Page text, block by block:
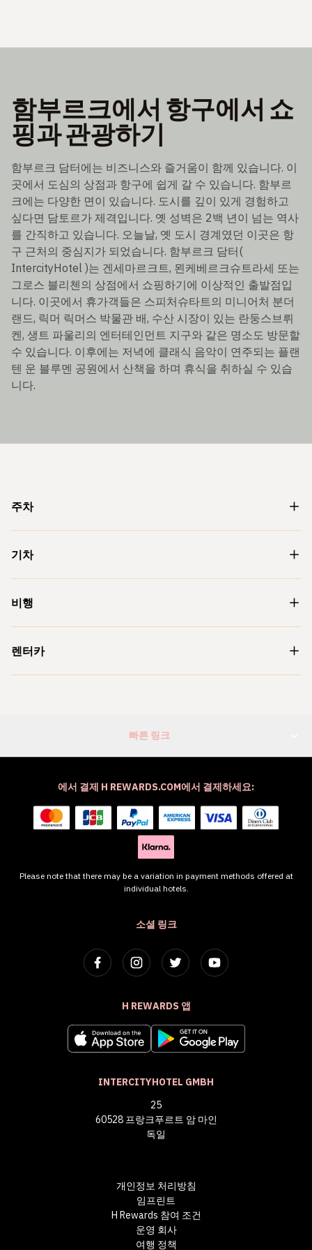
함부르크에서 항구에서 쇼
핑과 관광하기
함부르크 담터에는 비즈니스와 즐거움이 함께 있습니다. 이
곳에서 도심의 상점과 항구에 쉽게 갈 수 있습니다. 함부르
크에는 다양한 면이 있습니다. 도시를 깊이 있게 경험하고
싶다면 담토르가 제격입니다. 옛 성벽은 2백 년이 넘는 역사
를 간직하고 있습니다. 오늘날, 옛 도시 경계였던 이곳은 항
구 근처의 중심지가 되었습니다. 함부르크 담터(
IntercityHotel )는 겐세마르크트, 묀케베르크슈트라세 또는
그로스 블리첸의 상점에서 쇼핑하기에 이상적인 출발점입
니다. 이곳에서 휴가객들은 스피처슈타트의 미니어처 분더
랜드, 릭머 릭머스 박물관 배, 수산 시장이 있는 란둥스브뤼
켄, 생트 파울리의 엔터테인먼트 지구와 같은 명소도 방문할
수 있습니다. 이후에는 저녁에 클래식 음악이 연주되는 플랜
텐 운 블루멘 공원에서 산책을 하며 휴식을 취하실 수 있습
니다.
주차
기차
비행
렌터카
빠른 링크
소셜 링크
H REWARDS 앱
INTERCITYHOTEL GMBH
25
60528 프랑크푸르트 암 마인
독일
에서 결제 H REWARDS.COM에서 결제하세요:
Please note that there may be a variation in payment methods offered at
individual hotels.
개인정보 처리방침
임프린트
H Rewards 참여 조건
운영 회사
여행 정책